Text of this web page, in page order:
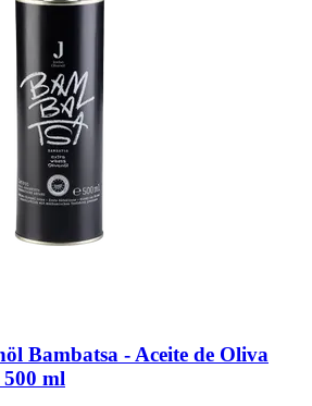
Bambatsa -​ Aceite de Oliva
ml